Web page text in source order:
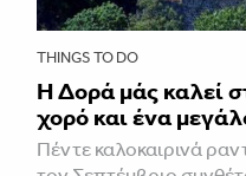
THINGS TO DO
Η Δορά μάς καλεί
χορό και ένα
Πέντε καλοκαιρινά